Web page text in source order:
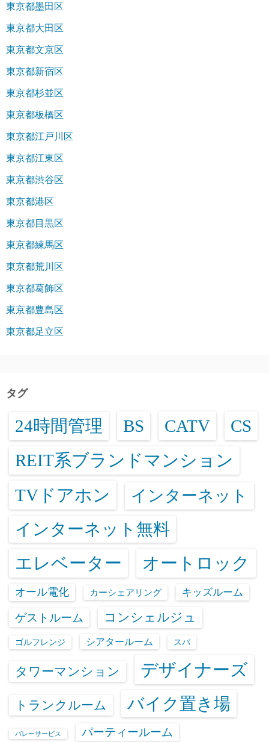
東京都墨田区
東京都大田区
東京都文京区
東京都新宿区
東京都杉並区
東京都板橋区
東京都江戸川区
東京都江東区
東京都渋谷区
東京都港区
東京都目黒区
東京都練馬区
東京都荒川区
東京都葛飾区
東京都豊島区
東京都足立区
タグ
24時間管理 BS CATV CS
REIT系ブランドマンション
TVドアホン インターネット
インターネット無料
エレベーター オートロック
オール電化 カーシェアリング キッズルーム
ゲストルーム コンシェルジュ
ゴルフレンジ シアタールーム スパ
タワーマンション デザイナーズ
トランクルーム バイク置き場
バレーサービス パーティールーム